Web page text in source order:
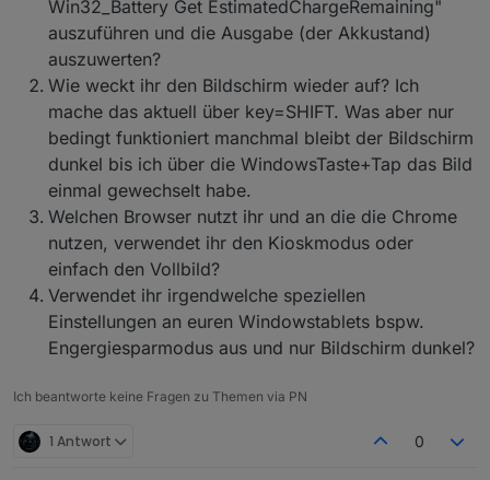
Win32_Battery Get EstimatedChargeRemaining"
auszuführen und die Ausgabe (der Akkustand)
auszuwerten?
Wie weckt ihr den Bildschirm wieder auf? Ich
mache das aktuell über key=SHIFT. Was aber nur
bedingt funktioniert manchmal bleibt der Bildschirm
dunkel bis ich über die WindowsTaste+Tap das Bild
einmal gewechselt habe.
Welchen Browser nutzt ihr und an die die Chrome
nutzen, verwendet ihr den Kioskmodus oder
einfach den Vollbild?
Verwendet ihr irgendwelche speziellen
Einstellungen an euren Windowstablets bspw.
Engergiesparmodus aus und nur Bildschirm dunkel?
Ich beantworte keine Fragen zu Themen via PN
1 Antwort 0